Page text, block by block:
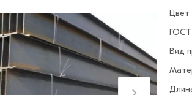
Цвет
ГОСТ
Вид